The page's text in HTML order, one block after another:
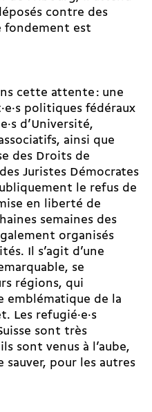
contre des
fondement est
cette attente : une
politiques fédéraux
d’Université,
ainsi que
des Droits de
Juristes Démocrates
le refus de
en liberté de
semaines des
organisés
Il s’agit d’une
se
régions, qui
emblématique de la
Les refugié·e·s
sont très
sont venus à l’aube,
sauver, pour les autres